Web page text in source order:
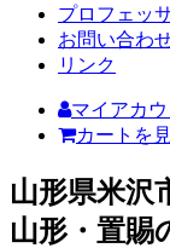
プロフェッ
お問い合わ
リンク
マイアカウ
カートを
山形県米沢
山形・置賜